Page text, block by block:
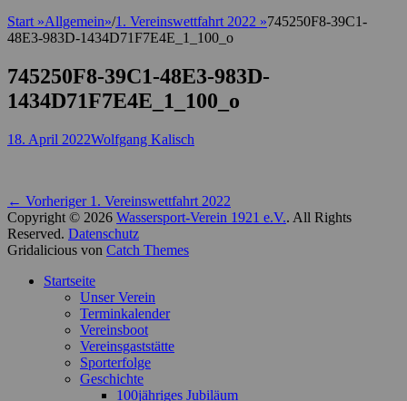
Start »Allgemein»/1. Vereinswettfahrt 2022 »745250F8-39C1-
48E3-983D-1434D71F7E4E_1_100_o
745250F8-39C1-48E3-983D-
1434D71F7E4E_1_100_o
Posted
18. April 2022Autor
Wolfgang Kalisch
Beitragsnavigation
← Vorheriger Vorheriger
Beitrag:
1. Vereinswettfahrt 2022
Copyright © 2026 Wassersport-Verein 1921 e.V.. All Rights
Reserved. Datenschutz
Gridalicious von Catch Themes
oben
Startseite
Unser Verein
Terminkalender
Vereinsboot
Vereinsgaststätte
Sporterfolge
Geschichte
100jähriges Jubiläum